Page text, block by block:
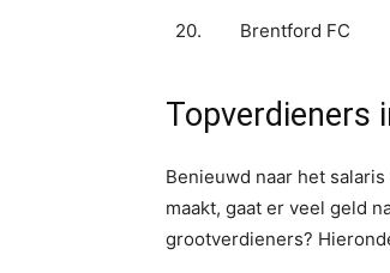
20. Brentford FC
Topverdieners
Benieuwd naar het
maakt, gaat er veel geld
grootverdieners?